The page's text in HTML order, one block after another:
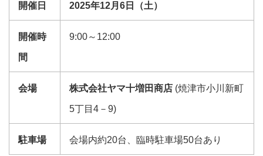
開催日 2025年12月6日（土）
開催時
間
9:00～12:00
会場 株式会社ヤマ十増田商店 (焼津市小川新町
5丁目4－9)
駐車場 会場内約20台、臨時駐車場50台あり